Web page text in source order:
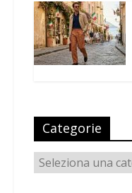
Categorie
Categorie